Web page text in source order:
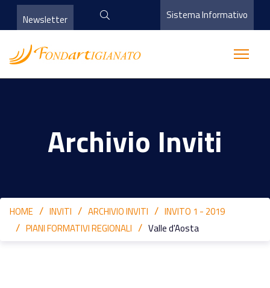
Newsletter Sistema Informativo
Archivio Inviti
HOME INVITI ARCHIVIO INVITI
INVITO 1 - 2019
PIANI FORMATIVI REGIONALI
Valle d'Aosta